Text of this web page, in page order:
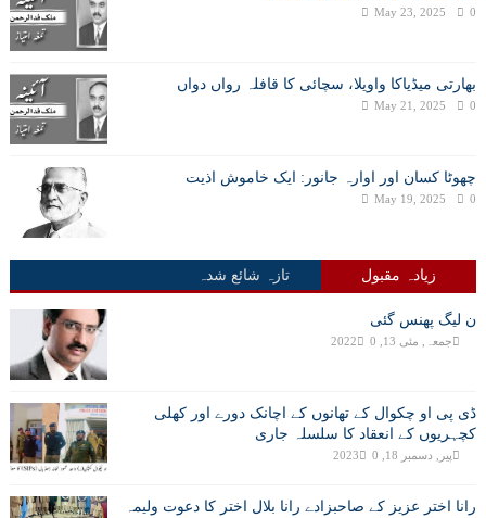
May 23, 2025 0
بھارتی میڈیاکا واویلا، سچائی کا قافلہ رواں دواں
May 21, 2025 0
چھوٹا کسان اور اوارہ جانور: ایک خاموش اذیت
May 19, 2025 0
زیادہ مقبول تازہ شائع شدہ
ن لیگ پھنس گئی
جمعہ, مئی 13, 2022 0
ڈی پی او چکوال کے تھانوں کے اچانک دورے اور کھلی
کچہریوں کے انعقاد کا سلسلہ جاری
پیر, دسمبر 18, 2023 0
رانا اختر عزیز کے صاحبزادے رانا بلال اختر کا دعوت ولیمہ